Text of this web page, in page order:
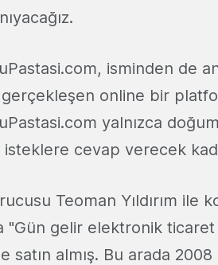
isminden de
gerçekleşen online bir
yalnızca
isteklere cevap verecek
Teoman Yıldırım ile
"Gün gelir elektronik
satın almış. Bu arada 2008